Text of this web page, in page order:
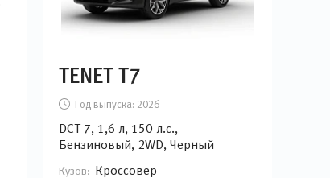
TENET T7
Год выпуска: 2026
DCT 7, 1,6 л, 150 л.с.,
Бензиновый, 2WD, Черный
Кузов: Кроссовер